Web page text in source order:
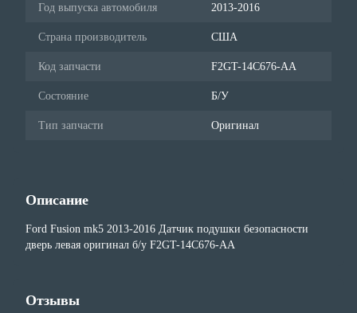
Год выпуска автомобиля 2013-2016
Страна производитель США
Код запчасти F2GT-14C676-AA
Состояние Б/У
Тип запчасти Оригинал
Описание
Ford Fusion mk5 2013-2016 Датчик подушки безопасности
дверь левая оригинал б/у F2GT-14C676-AA
Отзывы